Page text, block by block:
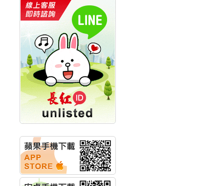
統一投信:主動式ETF溢
價 被盯上
新光人壽保險:新壽Q1外
價金將達996億
宇辰系統科技:宇辰業績
創新高 啟動興櫃轉上櫃
計畫
明緯企業:明緯永續科技
競賽 以電源驅動善的力
量
秀育企業:秀育SHO-U儲
能系統 獲國內首張CNS
認證
聯博投信:聯博00404A
從容擁抱台股主流
華旭先進:代重要子公司
碩通散熱股份有限公司
公告董事會通過發言人
及代理發
華旭先進:代重要子公司